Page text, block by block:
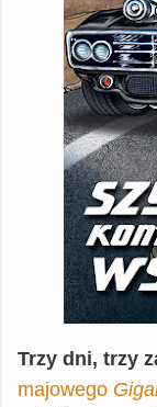
Trzy dni, trzy
majowego